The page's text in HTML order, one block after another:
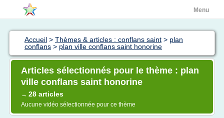
Menu
Accueil > Thèmes & articles : conflans saint > plan
conflans > plan ville conflans saint honorine
Articles sélectionnés pour le thème : plan
ville conflans saint honorine
→ 28 articles
Aucune vidéo sélectionnée pour ce thème